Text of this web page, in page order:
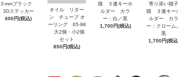
３mmブラック
3Dステッカー
600円(税込)
オイル リター
ン チューブ オ
ーリング 65-98
大2個・小2個
セット
850円(税込)
猫 ３連キーホ
ルダー カラ
ー：白／黒
1,700円(税込)
寄り添い猫子
猫 ３連キー
ルダー カラ
ー：クローム
黒
1,700円(税